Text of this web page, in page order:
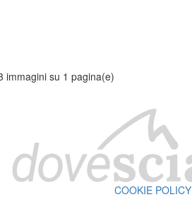
immagini su 1 pagina(e)
COOKIE POLICY